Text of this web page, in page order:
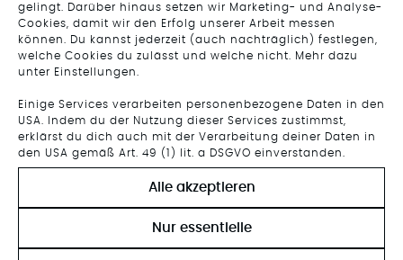
gelingt. Darüber hinaus setzen wir Marketing- und Analyse-
Cookies, damit wir den Erfolg unserer Arbeit messen
können. Du kannst jederzeit (auch nachträglich) festlegen,
welche Cookies du zulässt und welche nicht. Mehr dazu
unter Einstellungen.
Einige Services verarbeiten personenbezogene Daten in den
USA. Indem du der Nutzung dieser Services zustimmst,
erklärst du dich auch mit der Verarbeitung deiner Daten in
den USA gemäß Art. 49 (1) lit. a DSGVO einverstanden.
Alle akzeptieren
Nur essentielle
VIEL FREUDE BEIM STÖBERN & EINKAUFEN!
NOW HAPPY SHOPPING ♡
Piece“ erweitert. Wenn das Lieblingsstück nicht dabei ist,
lass es uns wissen. Anfragen nehmen wir gerne entgegen
via Mail ,Instagram,Facebook& überunsere smarte
Online-Assistentin Boty Elke. Sie unterstützt uns schnell bei
der Beantwortung deines Anliegens und steht dir mit Rat &